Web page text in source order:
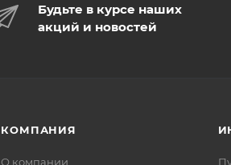
Будьте в курсе наших
акций и новостей
КОМПАНИЯ
О компании